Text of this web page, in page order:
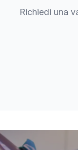
Richiedi una